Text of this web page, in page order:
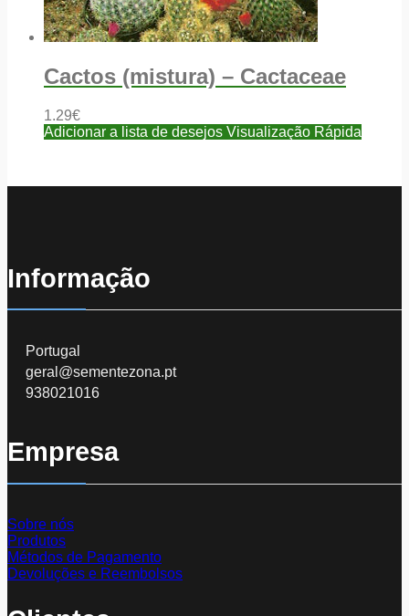
Cactos (mistura) – Cactaceae
1.29€
Adicionar a lista de desejos Visualização Rápida
Informação
Portugal
geral@sementezona.pt
938021016
Empresa
Sobre nós
Produtos
Métodos de Pagamento
Devoluções e Reembolsos